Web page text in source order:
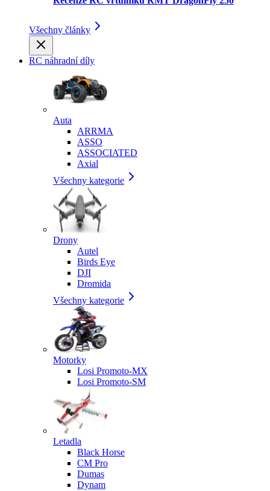
Všechny články
RC náhradní díly
Auta
ARRMA
ASSO
ASSOCIATED
Axial
Všechny kategorie
Drony
Autel
Birds Eye
DJI
Dromida
Všechny kategorie
Motorky
Losi Promoto-MX
Losi Promoto-SM
Letadla
Black Horse
CM Pro
Dumas
Dynam